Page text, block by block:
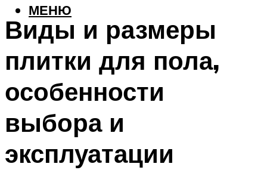
МЕНЮ
Виды и размеры
плитки для пола,
особенности
выбора и
эксплуатации